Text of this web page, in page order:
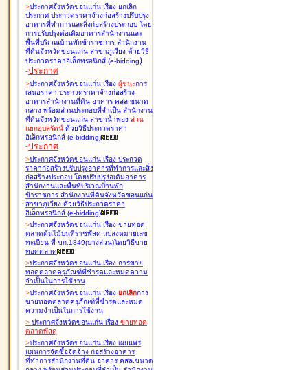
>ประกาศจังหวัดขอนแก่น เรื่อง ยกเลิก
ประกาศ ประกวดราคาจ้างก่อสร้างปรับปรุง
อาคารที่ทำการและสิ่งก่อสร้างประกอบ โดย
การปรับปรุงต่อเติมอาคารสำนักงานและ
พื้นที่บริเวณบ้านพักข้าราชการ สำนักงาน
ที่ดินจังหวัดขอนแก่น สาขาภูเวียง ด้วยวิธี
ประกวดราคาอิเล็กทรอนิกส์ (e-bidding)
-ประกาศ
>ประกาศจังหวัดขอนแก่น เรื่อง ผู้ชนะการ
เสนอราคา ประกวดราคาจ้างก่อสร้าง
อาคารสำนักงานที่ดิน อาคาร คสล.ขนาด
กลาง พร้อมส่วนประกอบที่จำเป็น สำนักงาน
ที่ดินจังหวัดขอนแก่น สาขาน้ำพอง ส่วน
แยกอุบลรัตน์ ด้วยวิธีประกวดราคา
อิเล็กทรอนิกส์ (e-bidding)
-ประกาศ
>ประกาศจังหวัดขอนแก่น เรื่อง ประกวด
ราคาก่อสร้างปรับปรุงอาคารที่ทำการและสิ่ง
ก่อสร้างประกอบ โดยปรับปรุง่อเติมอาคาร
สำนักงานและพื้นที่บริเวณบ้านพัก
ข้าราชการ สำนักงานที่ดินจังหวัดขอนแก่น
สาขาภูเวียง ด้วยวิธีประกวดราคา
อิเล็กทรอนิกส์ (e-bidding)
>ประกาศจังหวัดขอนแก่น เรื่อง ขายทอด
ตลาดต้นไม้บนที่ราชพัสดุ แปลงหมายเลข
ทะเบียน ที่ ขก.1849(บางส่วน)โดยวิธีขาย
ทอดตลาด
>ประกาศจังหวัดขอนแก่น เรื่อง การขาย
ทอดตลาดครุภัณฑ์ที่ชำรุดและหมดความ
จำเป็นในการใช้งาน
>ประกาศจังหวัดขอนแก่น เรื่อง ยกเลิกการ
ขายทอดตลาดครุภัณฑ์ที่ชำรุดและหมด
ความจำเป็นในการใช้งาน
> ประกาศจังหวัดขอนแก่น เรื่อง ขายทอด
ตลาดพัสดุ
>ประกาศจังหวัดขอนแก่น เรื่อง เผยแพร่
แผนการจัดซื้อจัดจ้าง ก่อสร้างอาคาร
ที่ทำการสำนักงานที่ดิน อาคาร คสล.ขนาด